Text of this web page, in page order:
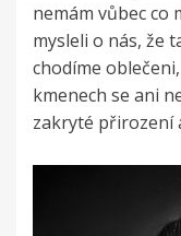
nemám vůbec co
mysleli o nás, že
chodíme
kmenech se ani
zakryté přirození